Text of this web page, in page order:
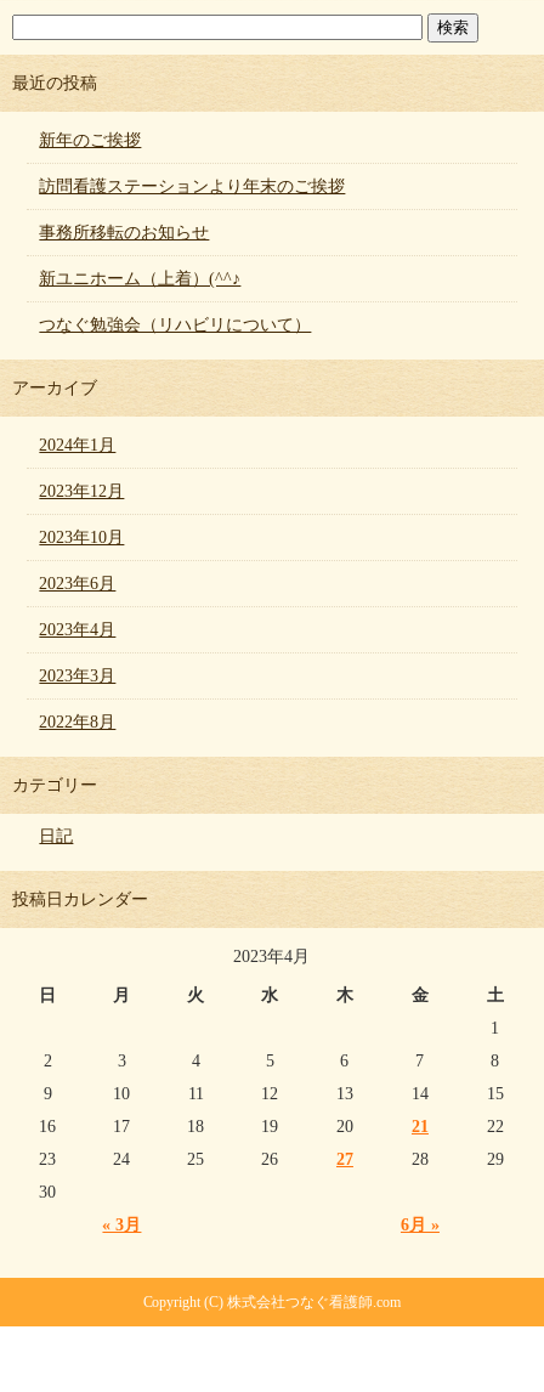
最近の投稿
新年のご挨拶
訪問看護ステーションより年末のご挨拶
事務所移転のお知らせ
新ユニホーム（上着）(^^♪
つなぐ勉強会（リハビリについて）
アーカイブ
2024年1月
2023年12月
2023年10月
2023年6月
2023年4月
2023年3月
2022年8月
カテゴリー
日記
投稿日カレンダー
2023年4月
日 月 火 水 木 金 土
« 3月 6月 »
1
2
3 4 5 6 7
8
9
10 11 12 13 14
15
16
17 18 19 20 21
22
23
24 25 26 27 28
29
30
Copyright (C) 株式会社つなぐ看護師.com